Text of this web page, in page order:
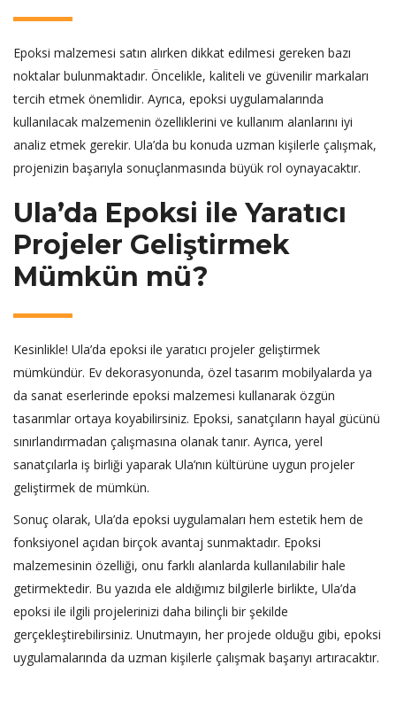
Epoksi malzemesi satın alırken dikkat edilmesi gereken bazı
noktalar bulunmaktadır. Öncelikle, kaliteli ve güvenilir markaları
tercih etmek önemlidir. Ayrıca, epoksi uygulamalarında
kullanılacak malzemenin özelliklerini ve kullanım alanlarını iyi
analiz etmek gerekir. Ula’da bu konuda uzman kişilerle çalışmak,
projenizin başarıyla sonuçlanmasında büyük rol oynayacaktır.
Ula’da Epoksi ile Yaratıcı
Projeler Geliştirmek
Mümkün mü?
Kesinlikle! Ula’da epoksi ile yaratıcı projeler geliştirmek
mümkündür. Ev dekorasyonunda, özel tasarım mobilyalarda ya
da sanat eserlerinde epoksi malzemesi kullanarak özgün
tasarımlar ortaya koyabilirsiniz. Epoksi, sanatçıların hayal gücünü
sınırlandırmadan çalışmasına olanak tanır. Ayrıca, yerel
sanatçılarla iş birliği yaparak Ula’nın kültürüne uygun projeler
geliştirmek de mümkün.
Sonuç olarak, Ula’da epoksi uygulamaları hem estetik hem de
fonksiyonel açıdan birçok avantaj sunmaktadır. Epoksi
malzemesinin özelliği, onu farklı alanlarda kullanılabilir hale
getirmektedir. Bu yazıda ele aldığımız bilgilerle birlikte, Ula’da
epoksi ile ilgili projelerinizi daha bilinçli bir şekilde
gerçekleştirebilirsiniz. Unutmayın, her projede olduğu gibi, epoksi
uygulamalarında da uzman kişilerle çalışmak başarıyı artıracaktır.